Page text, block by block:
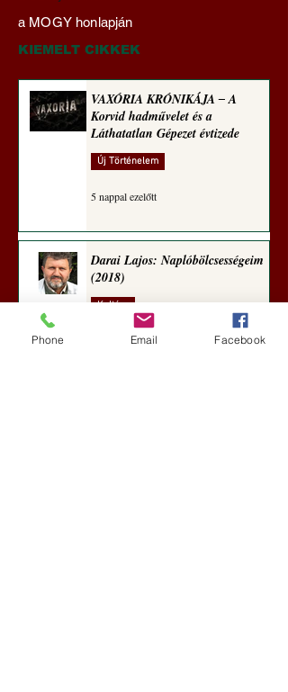
G. László szerint mégsem
szúr ki velünk (Tallián
Hedvig küldeménye)
a MOGY honlapján
KIEMELT CIKKEK
VAXÓRIA KRÓNIKÁJA ‒ A
Korvid hadművelet és a
Láthatatlan Gépezet évtizede
Új Történelem
5 nappal ezelőtt
Darai Lajos: Naplóbölcsességeim
(2018)
Kultúra
Phone Email Facebook